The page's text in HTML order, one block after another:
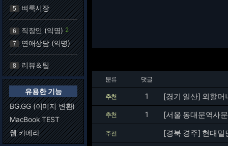
5 벼룩시장
6 직장인 (익명) 2
7 연애상담 (익명)
8 리뷰＆팁
유용한 기능
BG.GG (이미지 변환)
MacBook TEST
웹 카메라
분류 댓글
추천 1 [경기 일산] 외할머
추천 1 [서울 동대문역사
추천 [경북 경주] 현대밀